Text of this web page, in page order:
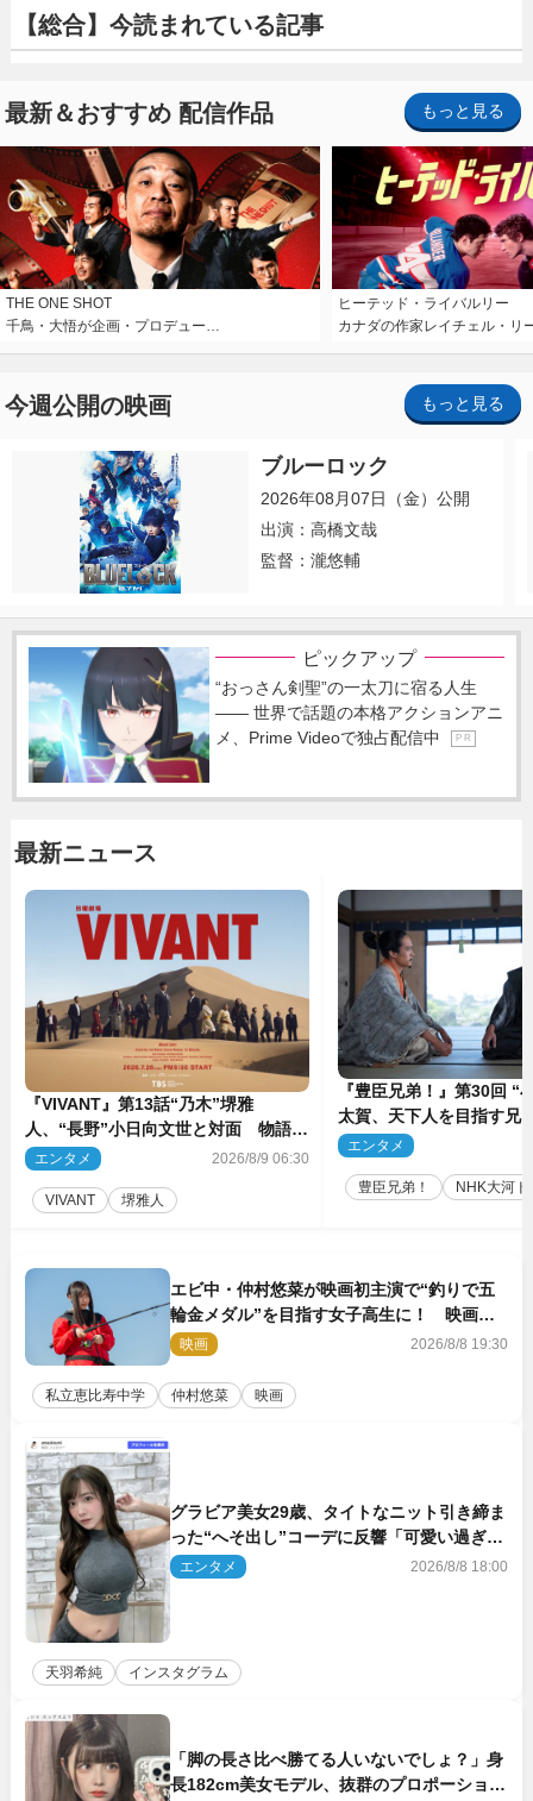
【総合】今読まれている記事
最新＆おすすめ 配信作品 もっと見る
THE ONE SHOT
千鳥・大悟が企画・プロデュー…
ヒーテッド・ライバルリー
カナダの作家レイチェル・リ
今週公開の映画 もっと見る
ブルーロック
2026年08月07日（金）公開
出演：高橋文哉
監督：瀧悠輔
ピックアップ
“おっさん剣聖”の一太刀に宿る人生
―― 世界で話題の本格アクションアニ
メ、Prime Videoで独占配信中
P R
最新ニュース
『VIVANT』第13話“乃木”堺雅
人、“長野”小日向文世と対面 物語は
予想外の展開へ
エンタメ 2026/8/9 06:30
VIVANT 堺雅人
『豊臣兄弟！』第30回 “
太賀、天下人を目指す兄
亮と“清須会議”へ
エンタメ
豊臣兄弟！ NHK大河ド
エビ中・仲村悠菜が映画初主演で“釣りで五
輪金メダル”を目指す女子高生に！ 映画
『つりこまち』今秋公開
映画 2026/8/8 19:30
私立恵比寿中学 仲村悠菜 映画
グラビア美女29歳、タイトなニット引き締ま
った“へそ出し”コーデに反響「可愛い過ぎ
る」
エンタメ 2026/8/8 18:00
天羽希純 インスタグラム
「脚の長さ比べ勝てる人いないでしょ？」身
長182cm美女モデル、抜群のプロポーション